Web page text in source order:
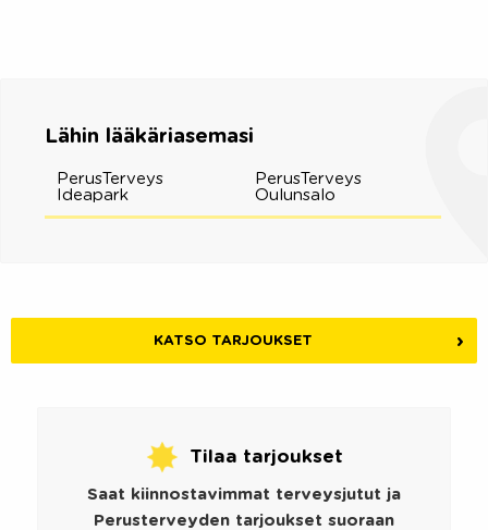
Lähin lääkäriasemasi
PerusTerveys
Ideapark
PerusTerveys
Oulunsalo
KATSO TARJOUKSET
Tilaa tarjoukset
Saat kiinnostavimmat terveysjutut ja
Perusterveyden tarjoukset suoraan